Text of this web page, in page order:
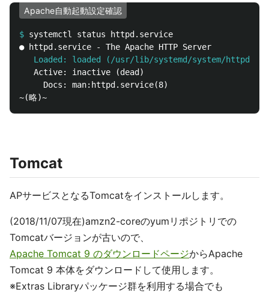
Apache自動起動設定確認
$
Loaded: loaded (/usr/lib/systemd/system/
   Active: inactive (dead)
     Docs: man:httpd.service(8)
Tomcat
APサービスとなるTomcatをインストールします。
(2018/11/07現在)amzn2-coreのyumリポジトリでの
Tomcatバージョンが古いので、
Apache Tomcat 9 のダウンロードページからApache
Tomcat 9 本体をダウンロードして使用します。
※Extras Libraryパッケージ群を利用する場合でも